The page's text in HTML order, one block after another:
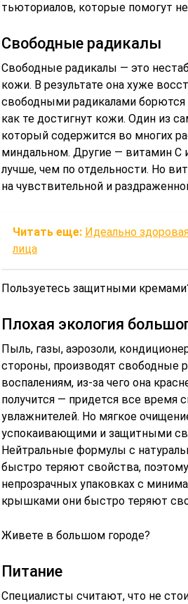
тьюториалов, которые помогут
Свободные радикалы
Свободные радикалы — это
кожи. В результате она хуже
свободными радикалами борются
как те достигнут кожи. Один из
который содержится во многих
миндальном. Другие — витамин С
лучше, чем по отдельности. Но
на чувствительной и
Читать еще: Идеально
лица
Пользуетесь защитными
Плохая экология
Пыль, газы, аэрозоли,
стороны, производят свободные
воспалениям, из-за чего она
получится — придется все время
увлажнителей. Но мягкое
успокаивающими и защитными
Нейтральные формулы с
быстро теряют свойства,
непрозрачных упаковках с
крышками они быстро теряют
Живете в большом городе?
Питание
Специалисты считают, что не